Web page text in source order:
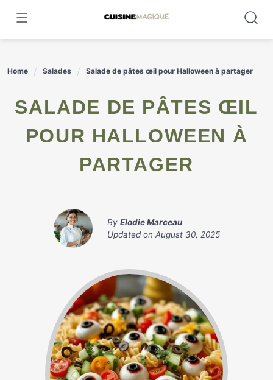
content
Home Salades Salade de pâtes œil pour Halloween à partager
SALADE DE PÂTES ŒIL
POUR HALLOWEEN À
PARTAGER
By Elodie Marceau
Updated on August 30, 2025